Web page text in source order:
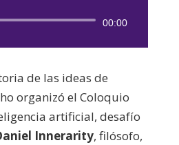
Reproductor
00:00
de las ideas de
organizó el Coloquio
artificial, desafío
Innerarity, filósofo,